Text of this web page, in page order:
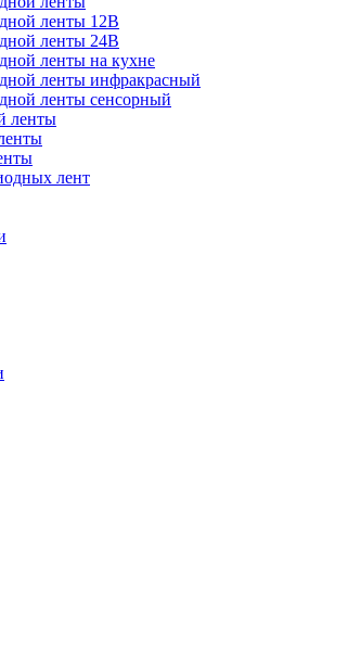
ленты 12В
ленты 24В
ленты на кухне
ленты инфракрасный
ленты сенсорный
ленты
лент